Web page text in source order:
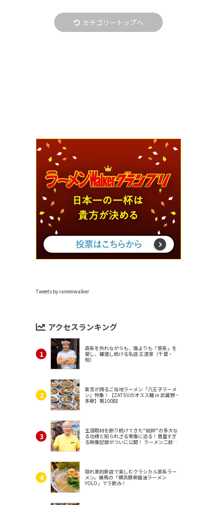
カテゴリートップへ
Tweets by ramenwalker
アクセスランキング
直系を外れながらも、誰よりも「家系」を
愛し、躍進し続ける名店 王道家（千葉・
柏）
東京が誇るご当地ラーメン『八王子ラーメ
ン』特集！【ZATSUのオスス麺 in 武蔵野・
多摩】第100回
生涯取材を断り続けてきた“総帥”の多大な
る功績と知られざる実像に迫る！貴重すぎ
る映像記録がついに公開！ ラーメン二郎
隠れ家的新店で楽しむクラシカル家系ラー
メン。練馬の「横浜豚骨醤油ラーメン
YOLO」でラ飲み！